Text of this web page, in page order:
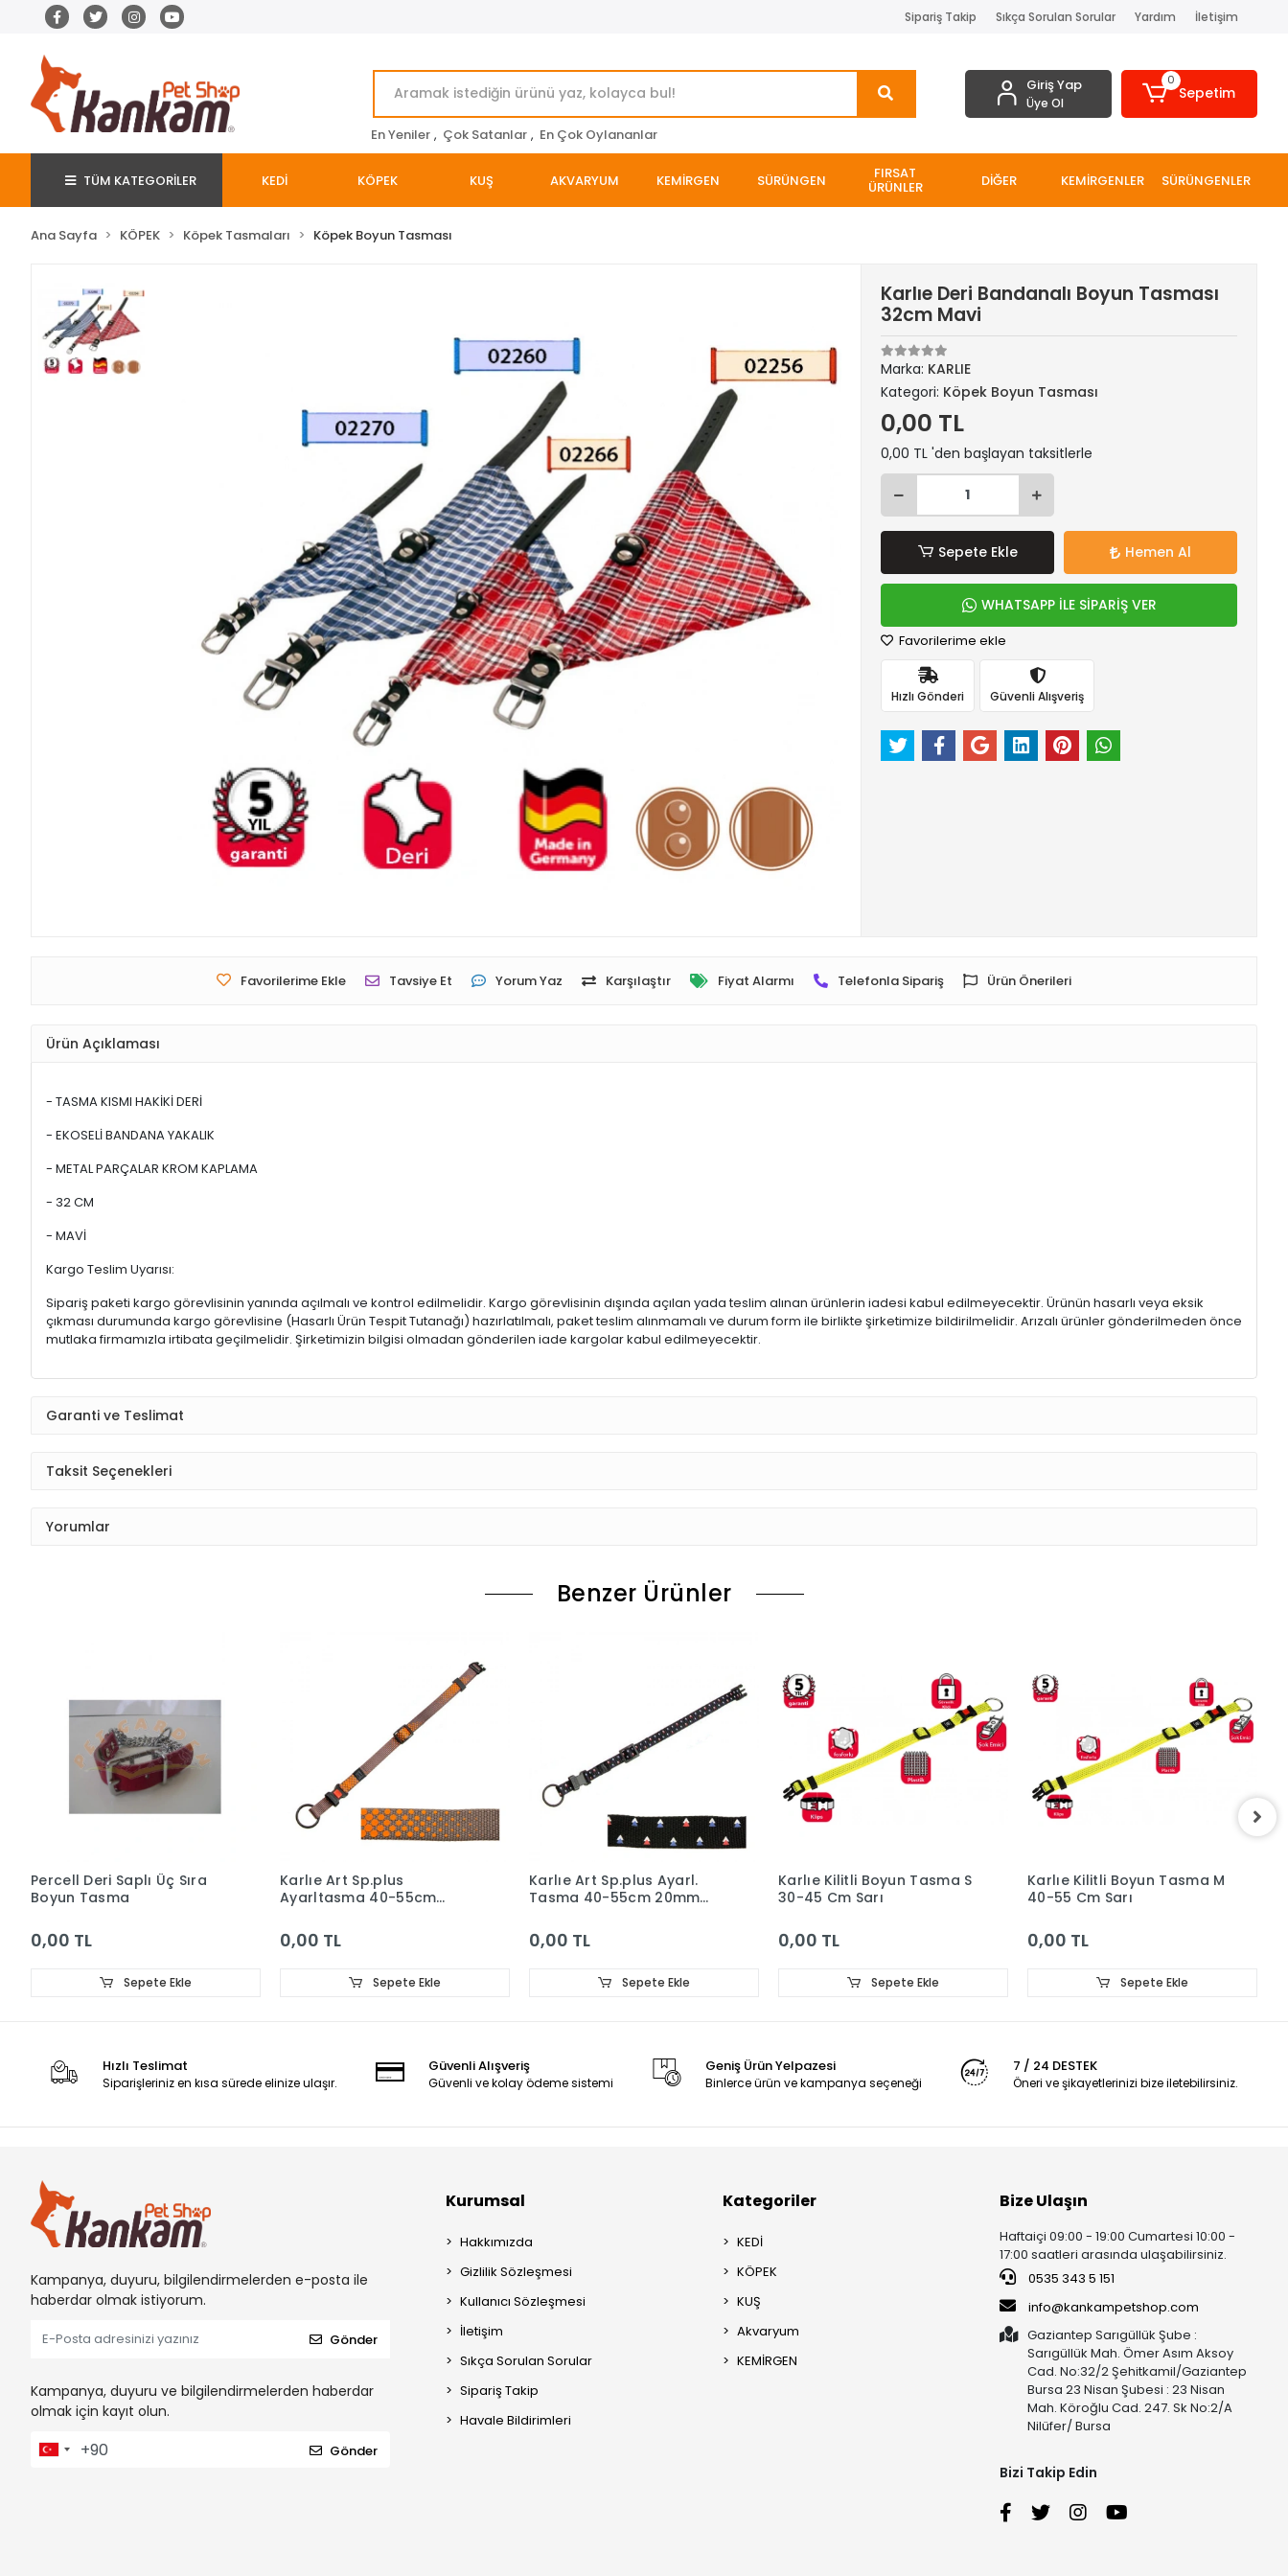
Sipariş Takip Sıkça Sorulan Sorular Yardım İletişim
En Yeniler , Çok Satanlar , En Çok Oylananlar
Giriş Yap
Üye Ol
0
Sepetim
TÜM KATEGORİLER KEDİ KÖPEK KUŞ AKVARYUM KEMİRGEN SÜRÜNGEN FIRSAT
ÜRÜNLER DİĞER KEMİRGENLER SÜRÜNGENLER
Ana Sayfa KÖPEK Köpek Tasmaları Köpek Boyun Tasması
Karlıe Deri Bandanalı Boyun Tasması
32cm Mavi
Marka: KARLIE
Kategori: Köpek Boyun Tasması
0,00 TL
0,00 TL 'den başlayan taksitlerle
Sepete Ekle Hemen Al
WHATSAPP İLE SİPARİŞ VER
Favorilerime ekle
Hızlı Gönderi Güvenli Alışveriş
Favorilerime Ekle Tavsiye Et Yorum Yaz Karşılaştır Fiyat Alarmı Telefonla Sipariş Ürün Önerileri
Ürün Açıklaması
- TASMA KISMI HAKİKİ DERİ
- EKOSELİ BANDANA YAKALIK
- METAL PARÇALAR KROM KAPLAMA
- 32 CM
- MAVİ
Kargo Teslim Uyarısı:
Sipariş paketi kargo görevlisinin yanında açılmalı ve kontrol edilmelidir. Kargo görevlisinin dışında açılan yada teslim alınan ürünlerin iadesi kabul edilmeyecektir. Ürünün hasarlı veya eksik
çıkması durumunda kargo görevlisine (Hasarlı Ürün Tespit Tutanağı) hazırlatılmalı, paket teslim alınmamalı ve durum form ile birlikte şirketimize bildirilmelidir. Arızalı ürünler gönderilmeden önce
mutlaka firmamızla irtibata geçilmelidir. Şirketimizin bilgisi olmadan gönderilen iade kargolar kabul edilmeyecektir.
Garanti ve Teslimat
Taksit Seçenekleri
Yorumlar
Benzer Ürünler
Percell Deri Saplı Üç Sıra
Boyun Tasma
0,00 TL
Sepete Ekle
Karlıe Art Sp.plus
Ayarltasma 40-55cm
0,00 TL
Sepete Ekle
Karlıe Art Sp.plus Ayarl.
Tasma 40-55cm 20mm
0,00 TL
Sepete Ekle
Karlıe Kilitli Boyun Tasma S
30-45 Cm Sarı
0,00 TL
Sepete Ekle
Karlıe Kilitli Boyun Tasma M
40-55 Cm Sarı
0,00 TL
Sepete Ekle
Hızlı Teslimat
Siparişleriniz en kısa sürede elinize ulaşır.
Güvenli Alışveriş
Güvenli ve kolay ödeme sistemi
Geniş Ürün Yelpazesi
Binlerce ürün ve kampanya seçeneği
7 / 24 DESTEK
Öneri ve şikayetlerinizi bize iletebilirsiniz.
Kampanya, duyuru, bilgilendirmelerden e-posta ile
haberdar olmak istiyorum.
Gönder
Kampanya, duyuru ve bilgilendirmelerden haberdar
olmak için kayıt olun.
Gönder
Kurumsal
Hakkımızda
Gizlilik Sözleşmesi
Kullanıcı Sözleşmesi
İletişim
Sıkça Sorulan Sorular
Sipariş Takip
Havale Bildirimleri
Kategoriler
KEDİ
KÖPEK
KUŞ
Akvaryum
KEMİRGEN
Bize Ulaşın
Haftaiçi 09:00 - 19:00 Cumartesi 10:00 -
17:00 saatleri arasında ulaşabilirsiniz.
0535 343 5 151
info@kankampetshop.com
Gaziantep Sarıgüllük Şube :
Sarıgüllük Mah. Ömer Asım Aksoy
Cad. No:32/2 Şehitkamil/Gaziantep
Bursa 23 Nisan Şubesi : 23 Nisan
Mah. Köroğlu Cad. 247. Sk No:2/A
Nilüfer/ Bursa
Bizi Takip Edin